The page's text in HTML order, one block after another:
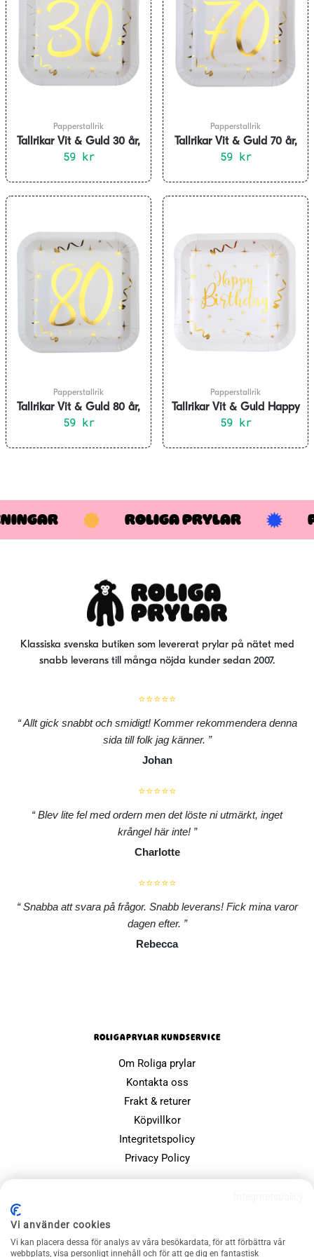
Papperstallrik
Tallrikar Vit & Guld 30 år,
10-pack
59 kr
Papperstallrik
Tallrikar Vit & Guld 70 år,
10-pack
59 kr
Papperstallrik
Tallrikar Vit & Guld 80 år,
10-pack
59 kr
Papperstallrik
Tallrikar Vit & Guld Happy
Birthday, 10-pack
59 kr
ROLIGA PRYLAR
Klassiska svenska butiken som levererat prylar på nätet med
snabb leverans till många nöjda kunder sedan 2007.
⭐⭐⭐⭐⭐
Allt gick snabbt och smidigt! Kommer rekommendera denna
sida till folk jag känner.
Johan
⭐⭐⭐⭐⭐
Blev lite fel med ordern men det löste ni utmärkt, inget
krångel här inte!
Charlotte
⭐⭐⭐⭐⭐
Snabba att svara på frågor. Snabb leverans! Fick mina varor
dagen efter.
Rebecca
ROLIGAPRYLAR KUNDSERVICE
Om Roliga prylar
Kontakta oss
Frakt & returer
Köpvillkor
Integritetspolicy
Privacy Policy
Julklappsspelet
Vi använder cookies
Vi kan placera dessa för analys av våra besökardata, för att förbättra vår
webbplats, visa personligt innehåll och för att ge dig en fantastisk